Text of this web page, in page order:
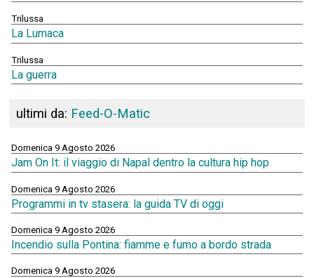
Trilussa
La Lumaca
Trilussa
La guerra
ultimi da: Feed-O-Matic
Domenica 9 Agosto 2026
Jam On It: il viaggio di Napal dentro la cultura hip hop
Domenica 9 Agosto 2026
Programmi in tv stasera: la guida TV di oggi
Domenica 9 Agosto 2026
Incendio sulla Pontina: fiamme e fumo a bordo strada
Domenica 9 Agosto 2026